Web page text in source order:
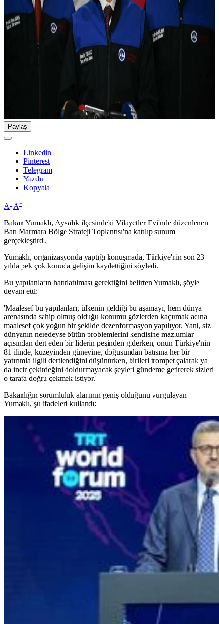
Paylaş
Linkedin
Pinterest
Telegram
Yazdır
Kopyala
A- A+
Bakan Yumaklı, Ayvalık ilçesindeki Vilayetler Evi'nde düzenlenen
Batı Marmara Bölge Strateji Toplantısı'na katılıp sunum
gerçekleştirdi.
Yumaklı, organizasyonda yaptığı konuşmada, Türkiye'nin son 23
yılda pek çok konuda gelişim kaydettiğini söyledi.
Bu yapılanların hatırlatılması gerektiğini belirten Yumaklı, şöyle
devam etti:
'Maalesef bu yapılanları, ülkenin geldiği bu aşamayı, hem dünya
arenasında sahip olmuş olduğu konumu gözlerden kaçırmak adına
maalesef çok yoğun bir şekilde dezenformasyon yapılıyor. Yani, siz
dünyanın neredeyse bütün problemlerini kendisine mazlumlar
açısından dert eden bir liderin peşinden giderken, onun Türkiye'nin
81 ilinde, kuzeyinden güneyine, doğusundan batısına her bir
yatırımla ilgili dertlendiğini düşünürken, birileri trompet çalarak ya
da incir çekirdeğini doldurmayacak şeyleri gündeme getirerek sizleri
o tarafa doğru çekmek istiyor.'
Bakanlığın sorumluluk alanının geniş olduğunu vurgulayan
Yumaklı, şu ifadeleri kullandı: